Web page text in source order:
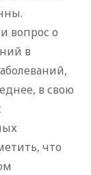
вопрос о
в
в свою
что